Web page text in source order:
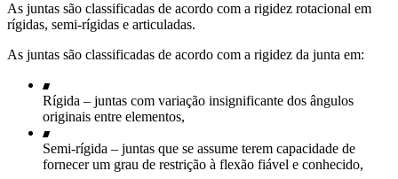
As juntas são classificadas de acordo com a rigidez rotacional em
rígidas, semi-rígidas e articuladas.
As juntas são classificadas de acordo com a rigidez da junta em:
Rígida – juntas com variação insignificante dos ângulos
originais entre elementos,
Semi-rígida – juntas que se assume terem capacidade de
fornecer um grau de restrição à flexão fiável e conhecido,